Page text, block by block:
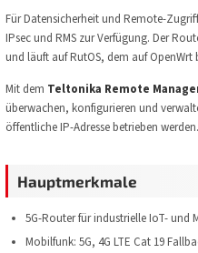
Für Datensicherheit und Remote-
IPsec und RMS zur Verfügung. Der
und läuft auf RutOS, dem auf
Mit dem Teltonika Remote
überwachen, konfigurieren und
öffentliche IP-Adresse betrieben werden.
Hauptmerkmale
5G-Router für industrielle IoT- und
Mobilfunk: 5G, 4G LTE Cat 19